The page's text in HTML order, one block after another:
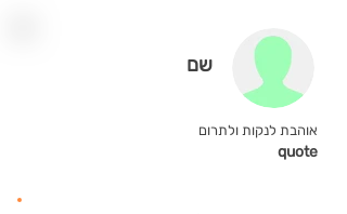
שם
אוהבת לנקות ולתרום
quote